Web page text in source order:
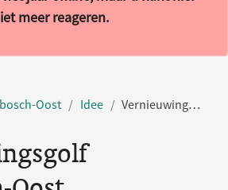
meer reageren.
Oost Idee Vernieuwingsgolf Neerbosch-Oost